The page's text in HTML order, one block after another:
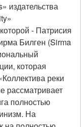
издательства
- Патрисия
Билген (Sirma
которая
реки
рассматривает
полностью
На